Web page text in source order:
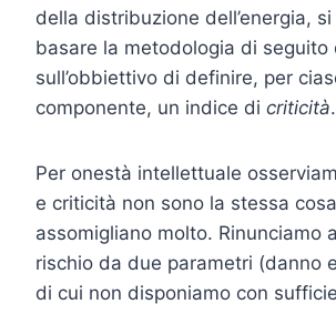
della distribuzione dell’energia,
basare la metodologia di seguito
sull’obbiettivo di definire, per
componente, un indice di criticità.
Per onestà intellettuale
e criticità non sono la stessa
assomigliano molto. Rinunciamo
rischio da due parametri (danno
di cui non disponiamo con